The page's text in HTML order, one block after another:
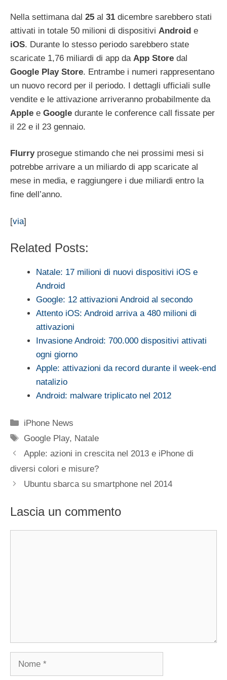
Nella settimana dal 25 al 31 dicembre sarebbero stati
attivati in totale 50 milioni di dispositivi Android e
iOS. Durante lo stesso periodo sarebbero state
scaricate 1,76 miliardi di app da App Store dal
Google Play Store. Entrambe i numeri rappresentano
un nuovo record per il periodo. I dettagli ufficiali sulle
vendite e le attivazione arriveranno probabilmente da
Apple e Google durante le conference call fissate per
il 22 e il 23 gennaio.
Flurryprosegue stimando che nei prossimi mesi si
potrebbe arrivare a un miliardo di app scaricate al
mese in media, e raggiungere i due miliardi entro la
fine dell’anno.
[via]
Related Posts:
Natale: 17 milioni di nuovi dispositivi iOS e
Android
Google: 12 attivazioni Android al secondo
Attento iOS: Android arriva a 480 milioni di
attivazioni
Invasione Android: 700.000 dispositivi attivati
ogni giorno
Apple: attivazioni da record durante il week-end
natalizio
Android: malware triplicato nel 2012
Categorie
iPhone News
Tag
Google Play, Natale
Apple: azioni in crescita nel 2013 e iPhone di
diversi colori e misure?
Ubuntu sbarca su smartphone nel 2014
Lascia un commento
Nome